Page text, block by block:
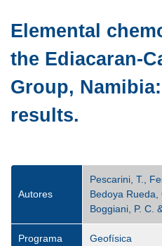
Elemental
the Ediacaran-
Group,
results.
Autores
Pescarini, T.,
Bedoya Rueda,
Boggiani, P. C.
Programa Geofísica